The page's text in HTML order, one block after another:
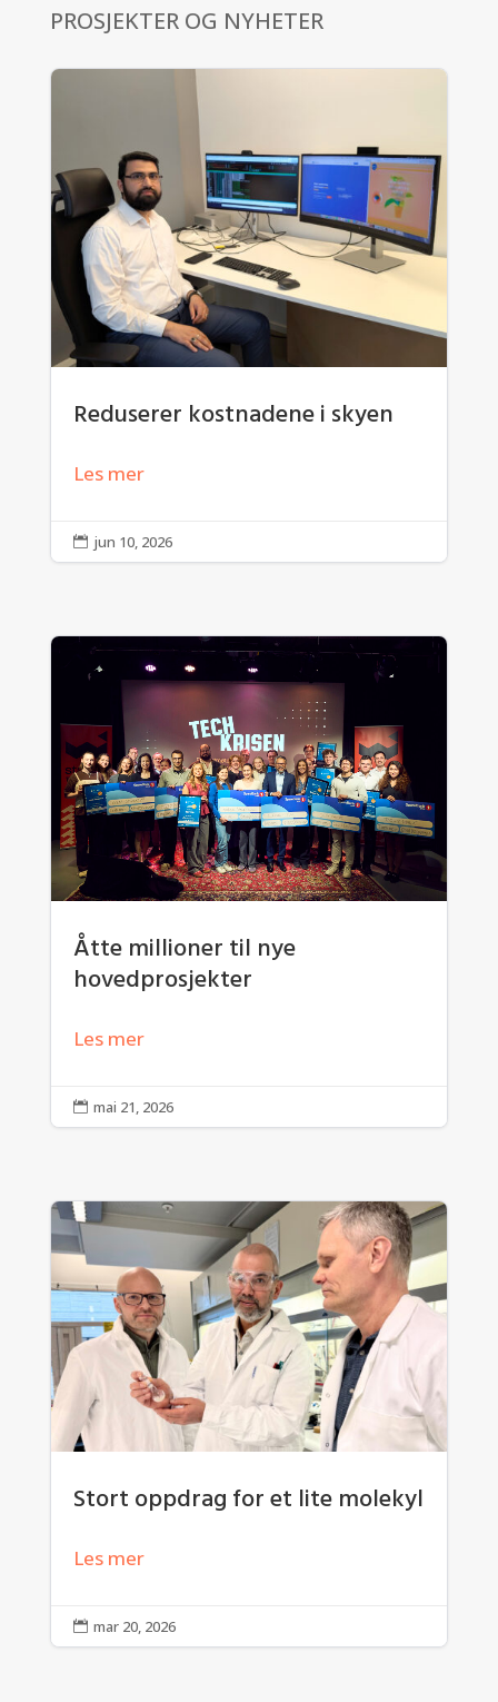
PROSJEKTER OG NYHETER
Reduserer kostnadene i skyen
Les mer
 jun 10, 2026
Åtte millioner til nye
hovedprosjekter
Les mer
 mai 21, 2026
Stort oppdrag for et lite molekyl
Les mer
 mar 20, 2026